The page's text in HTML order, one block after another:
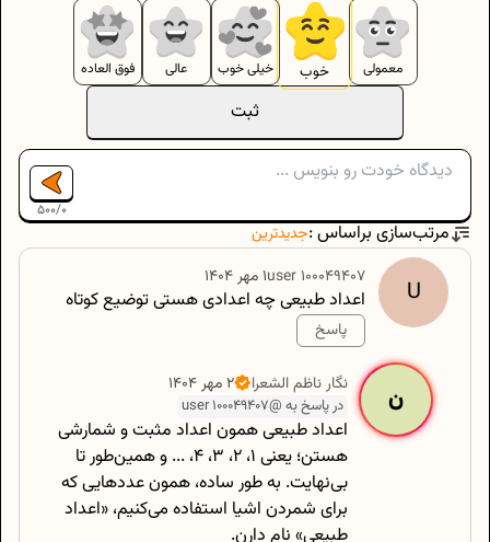
ثبت
معمولی خوب خیلی خوب عالی فوق العاده
500/0
مرتب‌سازی براساس :جدیدترین
U
user100049407 ۱ مهر ۱۴۰۴
اعداد طبیعی چه اعدادی هستی توضیع کوتاه
پاسخ
ن نگارناظم الشعرا ۲ مهر ۱۴۰۴
در پاسخ به @user 100049407
اعداد طبیعی همون اعداد مثبت و شمارشی
هستن؛ یعنی ۱، ۲، ۳، ۴، ... و همین‌طور تا
بی‌نهایت. به طور ساده، همون عددهایی که
برای شمردن اشیا استفاده می‌کنیم، «اعداد
طبیعی» نام دارن.